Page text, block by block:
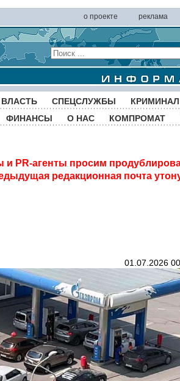
о проекте реклама
ВЛАСТЬ СПЕЦСЛУЖБЫ КРИМИНАЛ
ФИНАНСЫ О НАС КОМПРОМАТ
PR-агенты просим
редакционная почта
01.07.2026